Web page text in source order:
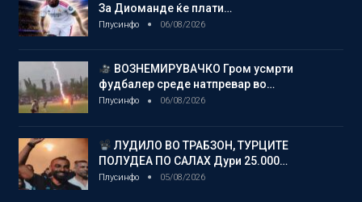
За Диоманде ќе плати…
Плусинфо 06/08/2026
ВОЗНЕМИРУВАЧКО Гром усмрти
фудбалер среде натпревар во…
Плусинфо 06/08/2026
ЛУДИЛО ВО ТРАБЗОН, ТУРЦИТЕ
ПОЛУДЕА ПО САЛАХ Дури 25.000…
Плусинфо 05/08/2026